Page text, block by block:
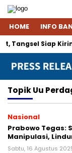
HOME INFO
Tangsel Siap
TopikUu
Nasional
Prabowo Tegas:
Manipulasi,
Sabtu, 16 Agustus